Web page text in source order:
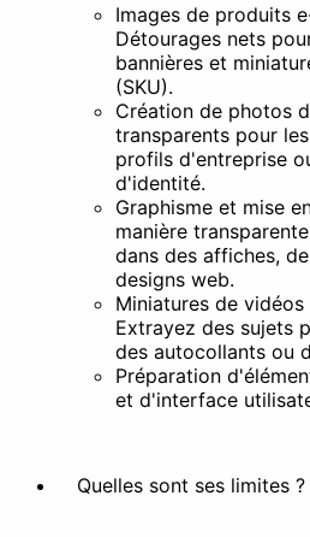
Filtrer
Supprimer
Images de produits
Détourages nets
bannières et
(SKU).
Création de photos
transparents pour
profils d'entreprise
d'identité.
Graphisme et mise
manière
dans des affiches,
designs web.
Miniatures de
Extrayez des sujets
des autocollants ou
Préparation
et d'interface
Quelles sont ses limites ?